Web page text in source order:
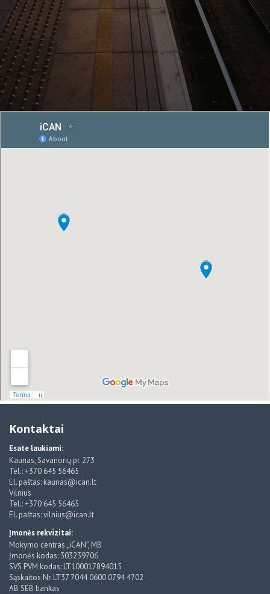
Kontaktai
Esate laukiami:
Kaunas, Savanorių pr. 273
Tel.: +370 645 56465
El. paštas: kaunas@ican.lt
Vilnius
Tel.: +370 645 56465
El. paštas: vilnius@ican.lt
Įmonės rekvizitai:
Mokymo centras „iCAN”, MB
Įmonės kodas: 303239706
SVS PVM kodas: LT100017894015
Sąskaitos Nr. LT37 7044 0600 0794 4702
AB SEB bankas